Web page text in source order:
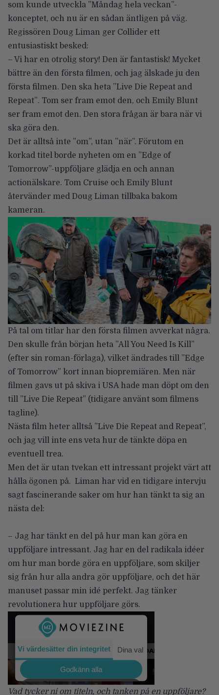
som kunde utveckla ”Måndag hela veckan”-
konceptet, och nu är en sådan äntligen på väg.
Regissören Doug Liman ger Collider ett
entusiastiskt besked:
– Vi har en otrolig story! Den är fantastisk! Mycket
bättre än den första filmen, och jag älskade ju den
första filmen. Den ska heta ”Live Die Repeat and
Repeat”. Tom ser fram emot den, och Emily Blunt
ser fram emot den. Den stora frågan är bara när vi
ska göra den.
Det är alltså inte ”om”, utan ”när”. Förutom en
korkad titel borde nyheten om en ”Edge of
Tomorrow”-uppföljare glädja en och annan
actionälskare. Tom Cruise och Emily Blunt
återvänder med Doug Liman tillbaka bakom
kameran.
På tal om titlar har den första filmen avverkat några.
Den skulle från början heta ”All You Need Is Kill”
(efter sin roman-förlaga), vilket ändrades till ”Edge
of Tomorrow” kort innan biopremiären. Men när
filmen gavs ut på skiva i USA hade man döpt om den
till ”Live Die Repeat” (tidigare använt som filmens
tagline).
Nästa film heter alltså ”Live Die Repeat and Repeat”,
och jag vill inte ens veta hur de tänkte döpa en
eventuell trea.
Men det är utan tvekan ett intressant projekt värt att
hålla ögonen på. Liman har vid en tidigare intervju
sagt fascinerande saker om hur han tänkt ta sig an
nästa del:
– Jag har tänkt en del på hur man kan göra en
uppföljare intressant. Jag har en del radikala idéer
om hur man borde göra en uppföljare, som skiljer
sig från hur alla andra gör uppföljare, och det här
manuset passar min idé perfekt. Jag tänker
revolutionera hur uppföljare görs.
Vad tycker ni om titeln, och tanken på en uppföljare?